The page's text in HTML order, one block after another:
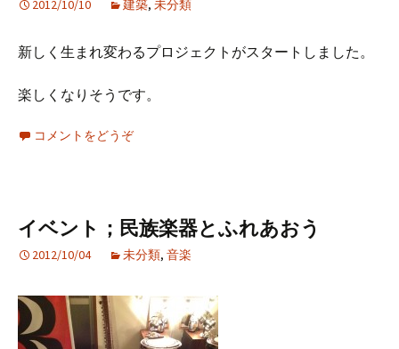
2012/10/10 建築, 未分類
新しく生まれ変わるプロジェクトがスタートしました。
楽しくなりそうです。
コメントをどうぞ
イベント；民族楽器とふれあおう
2012/10/04 未分類, 音楽